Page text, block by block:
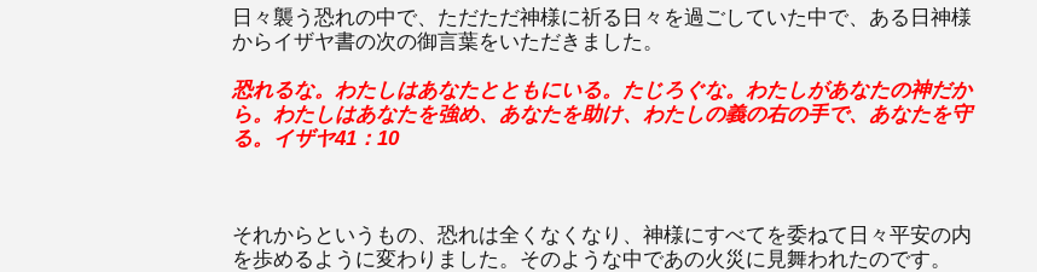
日々襲う恐れの中で、ただただ神様に祈る日々を過ごしていた中で、ある日神様
からイザヤ書の次の御言葉をいただきました。
恐れるな。わたしはあなたとともにいる。たじろぐな。わたしがあなたの神だか
ら。わたしはあなたを強め、あなたを助け、わたしの義の右の手で、あなたを守
る。イザヤ41 ： 10
それからというもの、恐れは全くなくなり、神様にすべてを委ねて日々平安の内
を歩めるように変わりました。そのような中であの火災に見舞われたのです。